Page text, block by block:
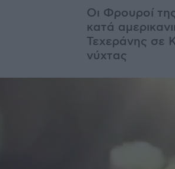
Οι Φρουροί
κατά
Τεχεράνης σε
νύχτας